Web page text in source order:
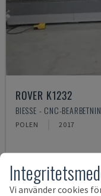
ROVER K1232
BIESSE - CNC-
POLEN 2017
Vi använder cookies